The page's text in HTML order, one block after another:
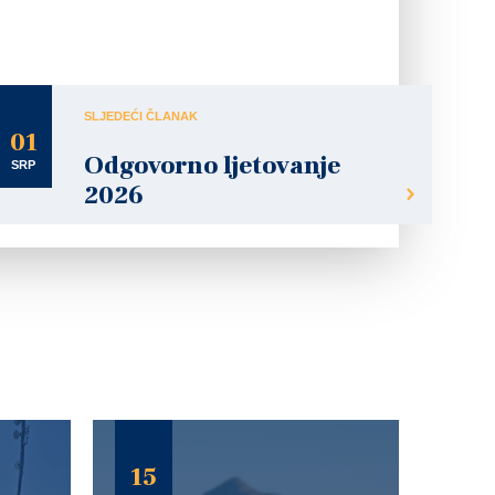
01
SRP
SLJEDEĆI ČLANAK
Odgovorno ljetovanje
2026
15